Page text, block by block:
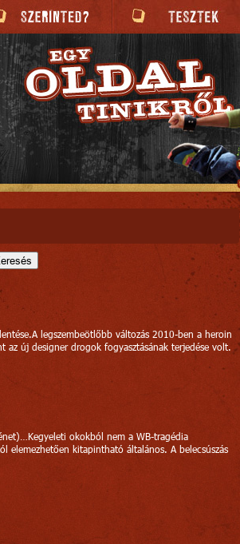
legszembeötlőbb változás 2010-ben a heroin
az új designer drogok fogyasztásának terjedése volt.
okokból nem a WB-tragédia
elemezhetően kitapintható általános. A belecsúszás